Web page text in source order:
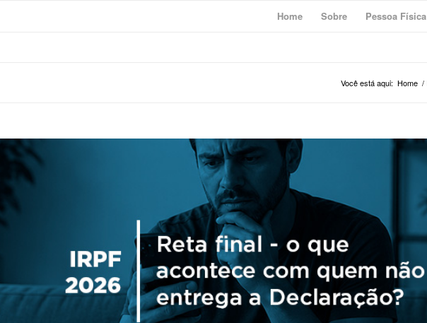
Home Sobre Pessoa Física
Você está aqui: Home /